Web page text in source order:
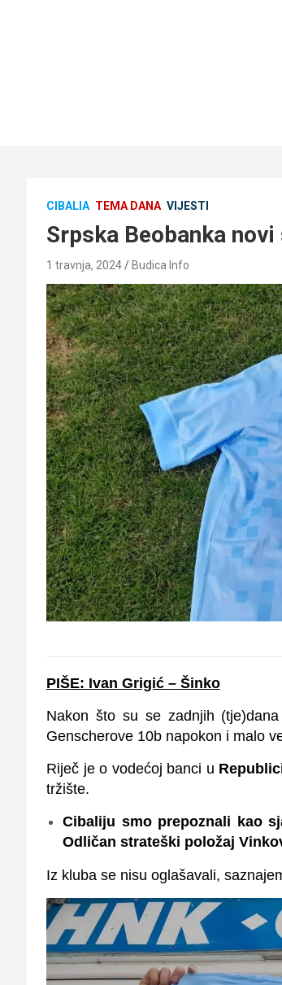
CIBALIA TEMA DANA VIJESTI
Srpska Beobanka
1 travnja, 2024 Budica Info
PIŠE: Ivan Grigić – Šinko
Nakon što su se zadnjih
Genscherove 10b napokon i malo
Riječ je o vodećoj banci u
tržište.
Cibaliju smo prepoznali kao
Odličan strateški položaj
Iz kluba se nisu oglašavali,